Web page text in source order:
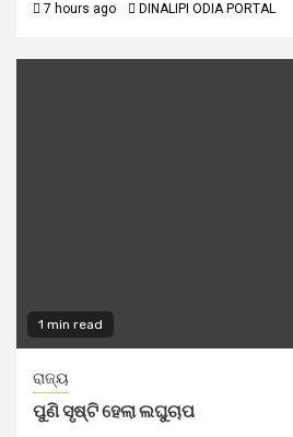
7 hours ago DINALIPI ODIA PORTAL
1 min read
ରାଜ୍ୟ
ପୁଣି ସୃଷ୍ଟି ହେଲା ଲଘୁଚାପ